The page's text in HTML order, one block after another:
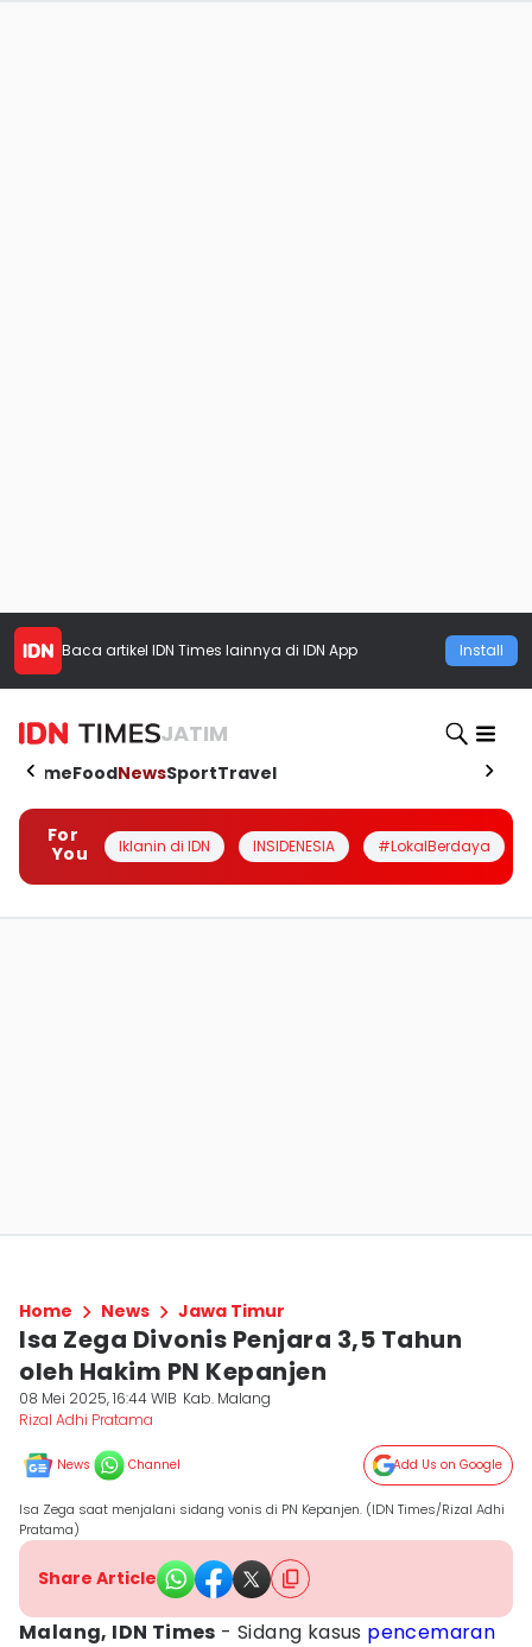
Baca artikel IDN Times lainnya di IDN App Install
JATIM
HomeFoodNewsSportTravel
For
You
Iklanin di IDN INSIDENESIA #LokalBerdaya
Home News Jawa Timur
Isa Zega Divonis Penjara 3,5 Tahun
oleh Hakim PN Kepanjen
08 Mei 2025, 16:44 WIB Kab. Malang
Rizal Adhi Pratama
News Channel Add Us on Google
Isa Zega saat menjalani sidang vonis di PN Kepanjen. (IDN Times/Rizal Adhi
Pratama)
Share Article
Malang, IDN Times - Sidang kasus pencemaran